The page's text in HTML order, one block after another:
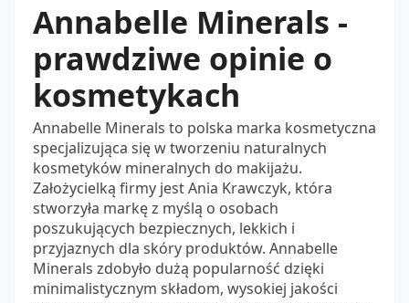
Annabelle Minerals -
prawdziwe opinie o
kosmetykach
Annabelle Minerals to polska marka kosmetyczna
specjalizująca się w tworzeniu naturalnych
kosmetyków mineralnych do makijażu.
Założycielką firmy jest Ania Krawczyk, która
stworzyła markę z myślą o osobach
poszukujących bezpiecznych, lekkich i
przyjaznych dla skóry produktów. Annabelle
Minerals zdobyło dużą popularność dzięki
minimalistycznym składom, wysokiej jakości